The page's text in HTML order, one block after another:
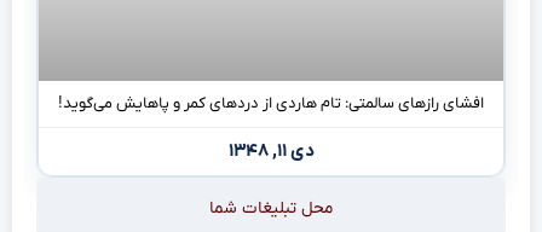
افشای رازهای سالمتی: تام هاردی از دردهای کمر و پاهایش می‌گوید!
دی ۱۱, ۱۳۴۸
محل تبلیغات شما